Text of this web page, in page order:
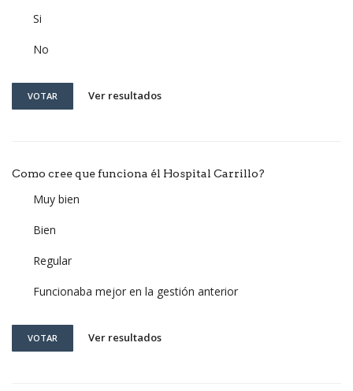
Si
No
VOTAR Ver resultados
Como cree que funciona él Hospital Carrillo?
Muy bien
Bien
Regular
Funcionaba mejor en la gestión anterior
VOTAR Ver resultados